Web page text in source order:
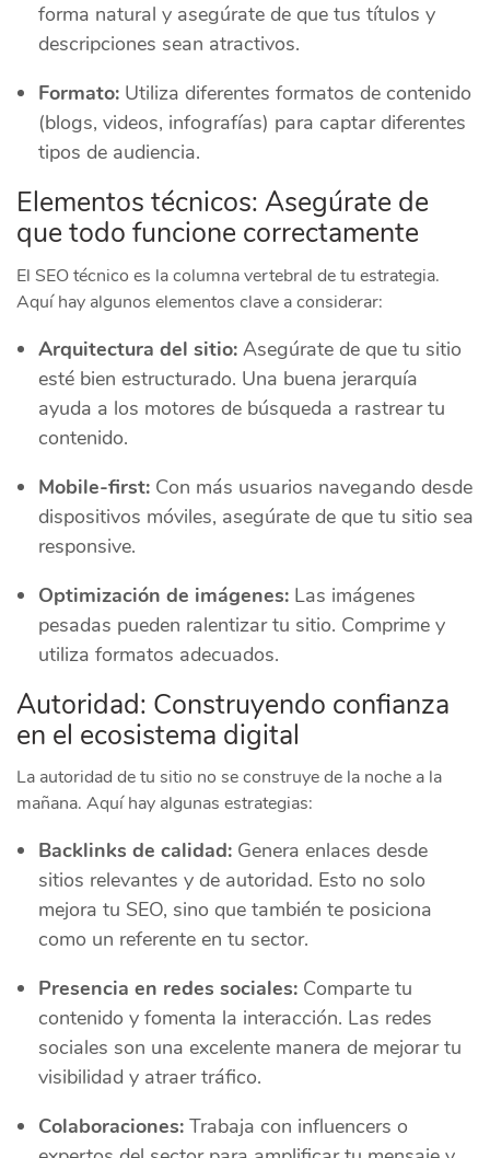
forma natural y asegúrate de que tus títulos y
descripciones sean atractivos.
Formato: Utiliza diferentes formatos de contenido
(blogs, videos, infografías) para captar diferentes
tipos de audiencia.
Elementos técnicos: Asegúrate de
que todo funcione correctamente
El SEO técnico es la columna vertebral de tu estrategia.
Aquí hay algunos elementos clave a considerar:
Arquitectura del sitio: Asegúrate de que tu sitio
esté bien estructurado. Una buena jerarquía
ayuda a los motores de búsqueda a rastrear tu
contenido.
Mobile-first: Con más usuarios navegando desde
dispositivos móviles, asegúrate de que tu sitio sea
responsive.
Optimización de imágenes: Las imágenes
pesadas pueden ralentizar tu sitio. Comprime y
utiliza formatos adecuados.
Autoridad: Construyendo confianza
en el ecosistema digital
La autoridad de tu sitio no se construye de la noche a la
mañana. Aquí hay algunas estrategias:
Backlinks de calidad: Genera enlaces desde
sitios relevantes y de autoridad. Esto no solo
mejora tu SEO, sino que también te posiciona
como un referente en tu sector.
Presencia en redes sociales: Comparte tu
contenido y fomenta la interacción. Las redes
sociales son una excelente manera de mejorar tu
visibilidad y atraer tráfico.
Colaboraciones: Trabaja con influencers o